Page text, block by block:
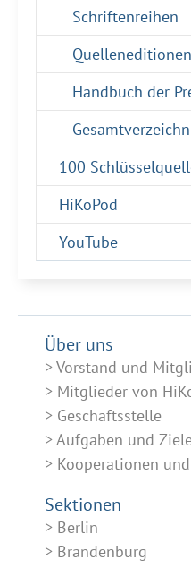
Schriftenreihen
Quelleneditionen
Handbuch der
100
HiKoPod
YouTube
Über uns
Vorstand und
Mitglieder von
Geschäftsstelle
Aufgaben und
Kooperationen
Sektionen
Berlin
Brandenburg